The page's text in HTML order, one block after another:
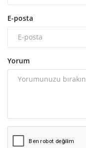
E-posta
Yorum